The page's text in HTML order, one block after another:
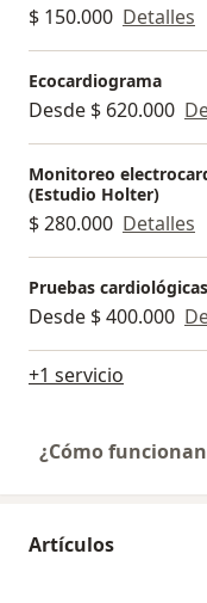
$ 150.000 Detalles
Ecocardiograma
Desde $ 620.000
Monitoreo
(Estudio Holter)
$ 280.000 Detalles
Pruebas cardiológicas
Desde $ 400.000
+1 servicio
¿Cómo
Artículos